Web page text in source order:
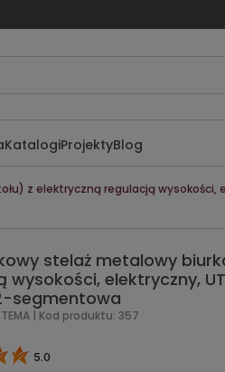
KatalogiProjektyBlog
z elektryczną regulacją
stelaż metalowy
wysokości, elektryczny,
segmentowa
| Kod produktu: 357
5.0